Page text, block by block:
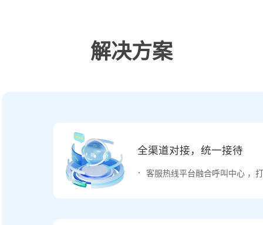
解决方案
全渠道对接，统一接待
客服热线平台融合呼叫中心 ，